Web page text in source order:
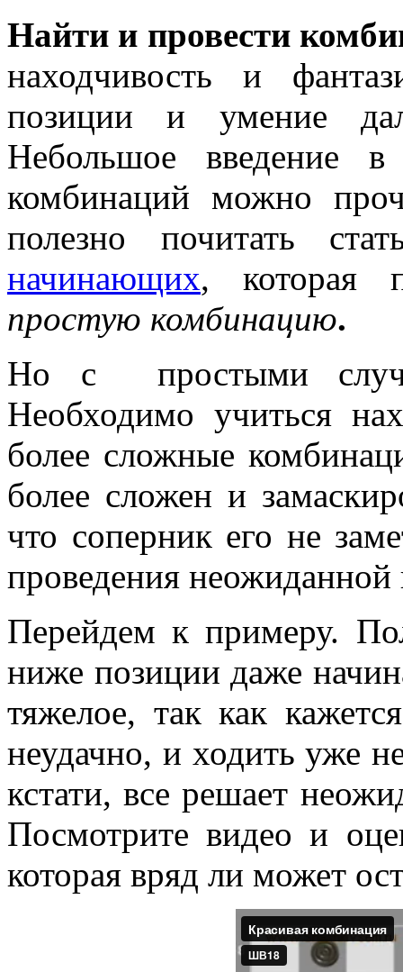
Найти и провести
находчивость и
позиции и умение
Небольшое введение
комбинаций можно
полезно почитать
начинающих, которая
простую комбинацию.
Но с простыми
Необходимо учиться
более сложные
более сложен и
что соперник его не
проведения
Перейдем к примеру.
ниже позиции даже
тяжелое, так как
неудачно, и ходить уже
кстати, все решает
Посмотрите видео и
которая вряд ли может